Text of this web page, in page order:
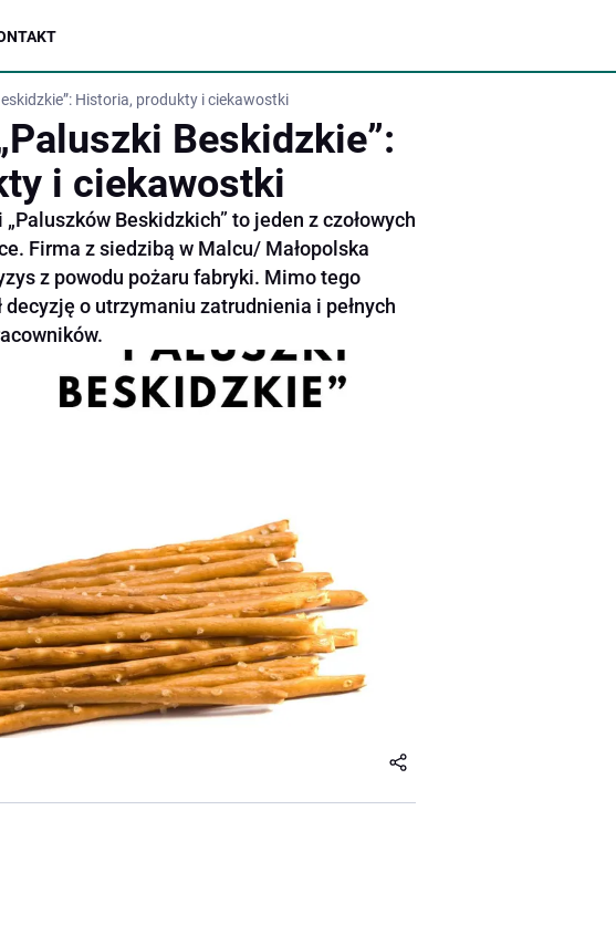
Historia, produkty i ciekawostki
Beskidzkie”:
i ciekawostki
Beskidzkich” to jeden z czołowych
Firma z siedzibą w Malcu/ Małopolska
z powodu pożaru fabryki. Mimo tego
decyzję o utrzymaniu zatrudnienia i pełnych